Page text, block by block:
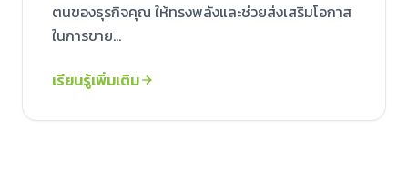
ตนของธุรกิจคุณ ให้ทรงพลังและช่วยส่งเสริมโอกาส
ในการขาย...
เรียนรู้เพิ่มเติม